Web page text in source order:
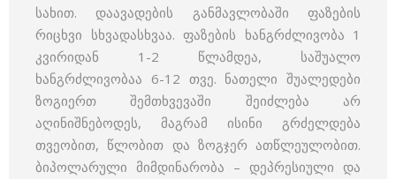
სახით. დაავადების განმავლობაში ფაზების
რიცხვი სხვადასხვაა. ფაზების ხანგრძლივობა 1
კვირიდან 1-2 წლამდეა, საშუალო
ხანგრძლივობაა 6-12 თვე. ნათელი შუალედები
ზოგიერთ შემთხვევაში შეიძლება არ
აღინიშნებოდეს, მაგრამ ისინი გრძელდება
თვეობით, წლობით და ზოგჯერ ათწლეულობით.
ბიპოლარული მიმდინარობა – დეპრესიული და